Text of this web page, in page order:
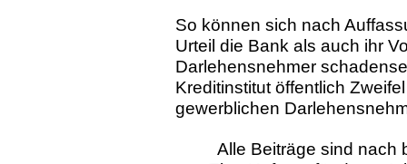
So können sich nach
Urteil die Bank als auch ihr
Darlehensnehmer
Kreditinstitut öffentlich
gewerblichen
Alle Beiträge sind nach